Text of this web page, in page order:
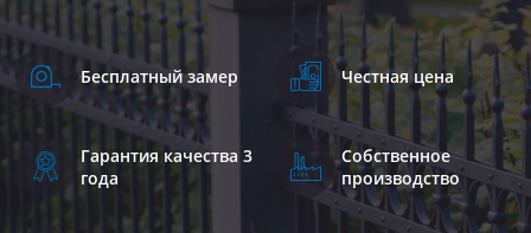
Бесплатный замер Честная цена
Гарантия качества 3
года
Собственное
производство